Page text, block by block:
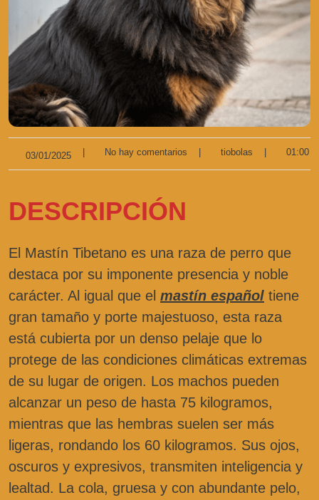
03/01/2025 No hay comentarios tiobolas 01:00
DESCRIPCIÓN
El Mastín Tibetano es una raza de perro que
destaca por su imponente presencia y noble
carácter. Al igual que el mastín español tiene
gran tamaño y porte majestuoso, esta raza
está cubierta por un denso pelaje que lo
protege de las condiciones climáticas extremas
de su lugar de origen. Los machos pueden
alcanzar un peso de hasta 75 kilogramos,
mientras que las hembras suelen ser más
ligeras, rondando los 60 kilogramos. Sus ojos,
oscuros y expresivos, transmiten inteligencia y
lealtad. La cola, gruesa y con abundante pelo,